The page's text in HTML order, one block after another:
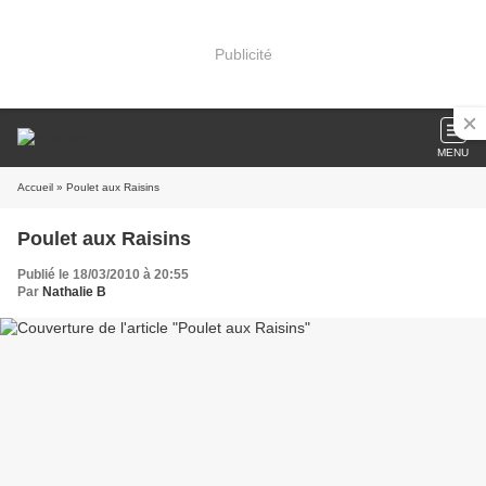
Publicité
MENU
Accueil » Poulet aux Raisins
Poulet aux Raisins
Publié le 18/03/2010 à 20:55
Par Nathalie B